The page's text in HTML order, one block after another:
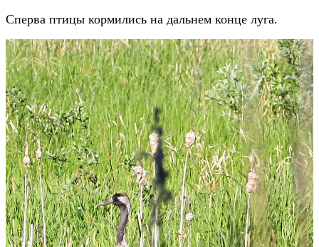
Сперва птицы кормились на дальнем конце луга.